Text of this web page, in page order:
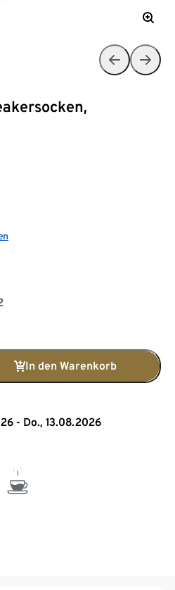
In den Warenkorb
- Do., 13.08.2026